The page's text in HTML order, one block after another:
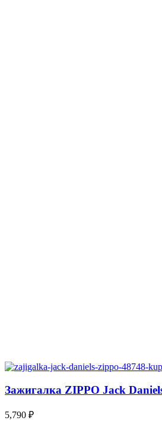
Зажигалка ZIPPO Jack
5,790 ₽